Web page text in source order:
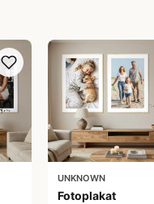
UNKNOWN
Fotoplakat